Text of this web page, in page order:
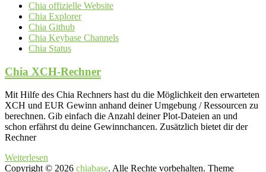
Chia offizielle Website
Chia Explorer
Chia Github
Chia Keybase Channels
Chia Status
Chia XCH-Rechner
Mit Hilfe des Chia Rechners hast du die Möglichkeit den erwarteten
XCH und EUR Gewinn anhand deiner Umgebung / Ressourcen zu
berechnen. Gib einfach die Anzahl deiner Plot-Dateien an und
schon erfährst du deine Gewinnchancen. Zusätzlich bietet dir der
Rechner
Weiterlesen
Copyright © 2026 chiabase. Alle Rechte vorbehalten. Theme